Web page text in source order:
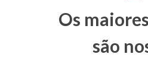
Os
são